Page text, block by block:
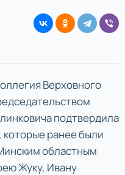
Верховного
подтвердила
которые ранее были
областным
Жуку, Ивану